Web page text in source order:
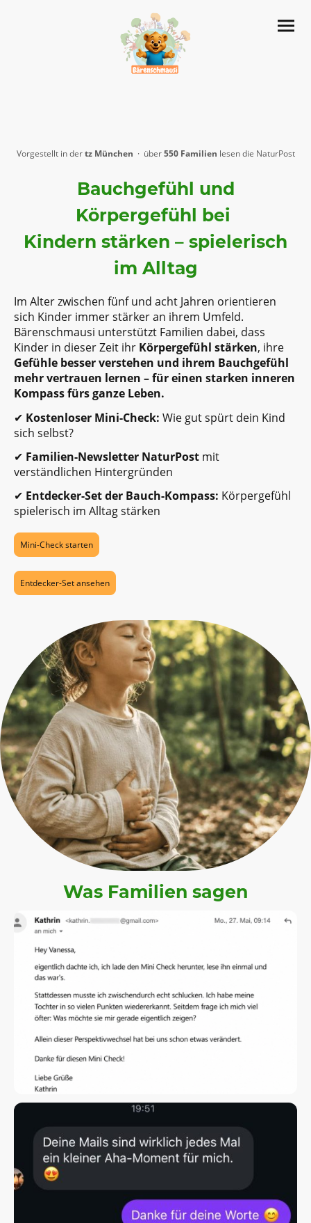
Vorgestellt in dertz München · über550 Familien lesen die NaturPost
Bauchgefühl und
Körpergefühl bei
Kindern stärken – spielerisch
im Alltag
Im Alter zwischen fünf und acht Jahren orientieren
sich Kinder immer stärker an ihrem Umfeld.
Bärenschmausi unterstützt Familien dabei, dass
Kinder in dieser Zeit ihr Körpergefühl stärken, ihre
Gefühle besser verstehen und ihrem Bauchgefühl
mehr vertrauen lernen – für einen starken inneren
Kompass fürs ganze Leben.
✔ Kostenloser Mini-Check: Wie gut spürt dein Kind
sich selbst?
✔ Familien-Newsletter NaturPost mit
verständlichen Hintergründen
✔ Entdecker-Set der Bauch-Kompass: Körpergefühl
spielerisch im Alltag stärken
Mini-Check starten
Entdecker-Set ansehen
Was Familien sagen